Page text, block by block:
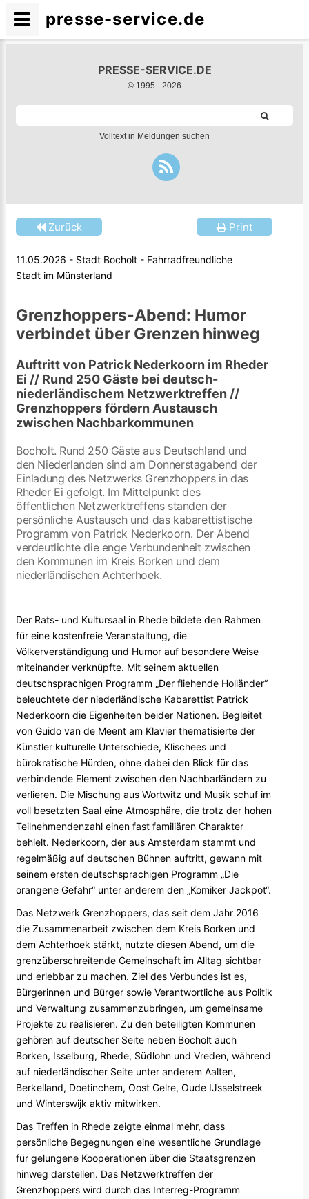
PRESSE-SERVICE.DE
© 1995 - 2026
Volltext in Meldungen suchen
Print
Zurück
11.05.2026 - Stadt Bocholt - Fahrradfreundliche
Stadt im Münsterland
Grenzhoppers-Abend: Humor
verbindet über Grenzen hinweg
Auftritt von Patrick Nederkoorn im Rheder
Ei // Rund 250 Gäste bei deutsch-
niederländischem Netzwerktreffen //
Grenzhoppers fördern Austausch
zwischen Nachbarkommunen
Bocholt. Rund 250 Gäste aus Deutschland und
den Niederlanden sind am Donnerstagabend der
Einladung des Netzwerks Grenzhoppers in das
Rheder Ei gefolgt. Im Mittelpunkt des
öffentlichen Netzwerktreffens standen der
persönliche Austausch und das kabarettistische
Programm von Patrick Nederkoorn. Der Abend
verdeutlichte die enge Verbundenheit zwischen
den Kommunen im Kreis Borken und dem
niederländischen Achterhoek.
Der Rats- und Kultursaal in Rhede bildete den Rahmen
für eine kostenfreie Veranstaltung, die
Völkerverständigung und Humor auf besondere Weise
miteinander verknüpfte. Mit seinem aktuellen
deutschsprachigen Programm „Der fliehende Holländer“
beleuchtete der niederländische Kabarettist Patrick
Nederkoorn die Eigenheiten beider Nationen. Begleitet
von Guido van de Meent am Klavier thematisierte der
Künstler kulturelle Unterschiede, Klischees und
bürokratische Hürden, ohne dabei den Blick für das
verbindende Element zwischen den Nachbarländern zu
verlieren. Die Mischung aus Wortwitz und Musik schuf im
voll besetzten Saal eine Atmosphäre, die trotz der hohen
Teilnehmendenzahl einen fast familiären Charakter
behielt. Nederkoorn, der aus Amsterdam stammt und
regelmäßig auf deutschen Bühnen auftritt, gewann mit
seinem ersten deutschsprachigen Programm „Die
orangene Gefahr“ unter anderem den „Komiker Jackpot“.
Das Netzwerk Grenzhoppers, das seit dem Jahr 2016
die Zusammenarbeit zwischen dem Kreis Borken und
dem Achterhoek stärkt, nutzte diesen Abend, um die
grenzüberschreitende Gemeinschaft im Alltag sichtbar
und erlebbar zu machen. Ziel des Verbundes ist es,
Bürgerinnen und Bürger sowie Verantwortliche aus Politik
und Verwaltung zusammenzubringen, um gemeinsame
Projekte zu realisieren. Zu den beteiligten Kommunen
gehören auf deutscher Seite neben Bocholt auch
Borken, Isselburg, Rhede, Südlohn und Vreden, während
auf niederländischer Seite unter anderem Aalten,
Berkelland, Doetinchem, Oost Gelre, Oude IJsselstreek
und Winterswijk aktiv mitwirken.
Das Treffen in Rhede zeigte einmal mehr, dass
persönliche Begegnungen eine wesentliche Grundlage
für gelungene Kooperationen über die Staatsgrenzen
hinweg darstellen. Das Netzwerktreffen der
Grenzhoppers wird durch das Interreg-Programm
presse-service.de